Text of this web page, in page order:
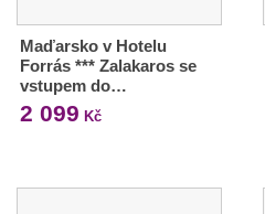
Maďarsko v Hotelu
Forrás *** Zalakaros se
vstupem do…
2 099 Kč